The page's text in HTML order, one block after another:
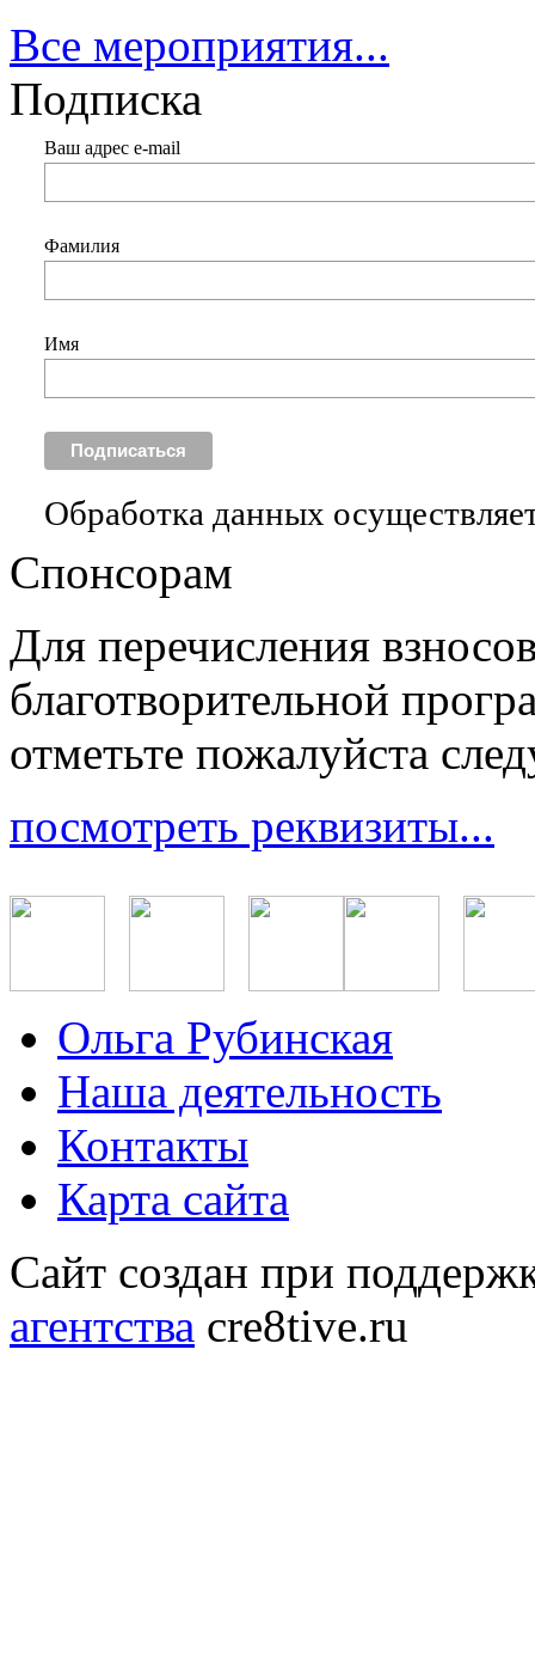
Все мероприятия...
Подписка
Ваш адрес e-mail
Фамилия
Имя
Обработка данных
Спонсорам
Для перечисления
благотворительной
отметьте пожалуйста
посмотреть реквизиты...
Ольга Рубинская
Наша деятельность
Контакты
Карта сайта
Сайт создан при
агентства cre8tive.ru